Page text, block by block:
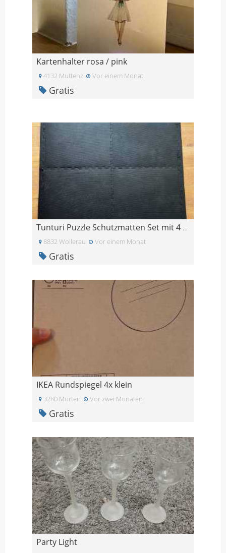
Kartenhalter rosa / pink
4132 Muttenz Vor einem Monat
Gratis
Tunturi Puzzle Schutzmatten Set mit 4 Bodenschutz
8832 Wollerau Vor einem Monat
Gratis
IKEA Rundspiegel 4x klein
3280 Murten Vor zwei Monaten
Gratis
Party Light